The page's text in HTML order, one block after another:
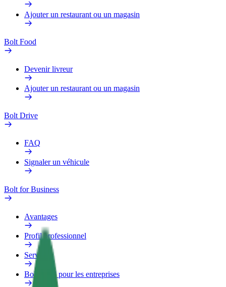
Ajouter un restaurant ou un magasin
Bolt Food
Devenir livreur
Ajouter un restaurant ou un magasin
Bolt Drive
FAQ
Signaler un véhicule
Bolt for Business
Avantages
Profil professionnel
Services
Bolt Food pour les entreprises